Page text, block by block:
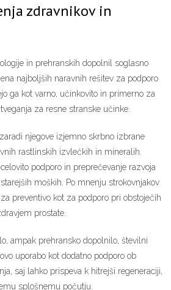
zdravnikov in
in prehranskih dopolnil soglasno
najboljših naravnih rešitev za podporo
ga kot varno, učinkovito in primerno za
za resne stranske učinke.
njegove izjemno skrbno izbrane
rastlinskih izvlečkih in mineralih.
podporo in preprečevanje razvoja
moških. Po mnenju strokovnjakov
preventivo kot za podporo pri obstoječih
prostate.
ampak prehransko dopolnilo, številni
uporabo kot dodatno podporo ob
saj lahko prispeva k hitrejši regeneraciji,
splošnemu počutju.